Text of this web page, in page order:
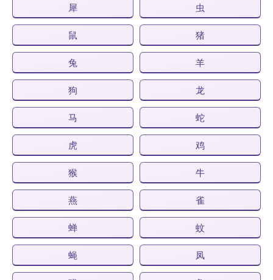
犀 虫
鼠 猪
兔 羊
狗 龙
马 蛇
虎 鸡
猴 牛
燕 雀
蝉 蚊
蝇 凤